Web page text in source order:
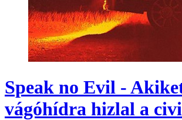
Speak no Evil -
vágóhídra hizlal a